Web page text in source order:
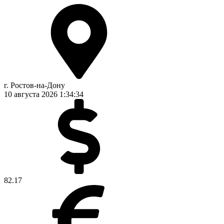
г. Ростов-на-Дону
10 августа 2026 1:34:35
82.17